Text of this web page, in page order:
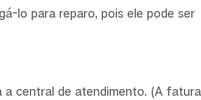
lo para reparo, pois ele pode ser
a central de atendimento. (A fatura